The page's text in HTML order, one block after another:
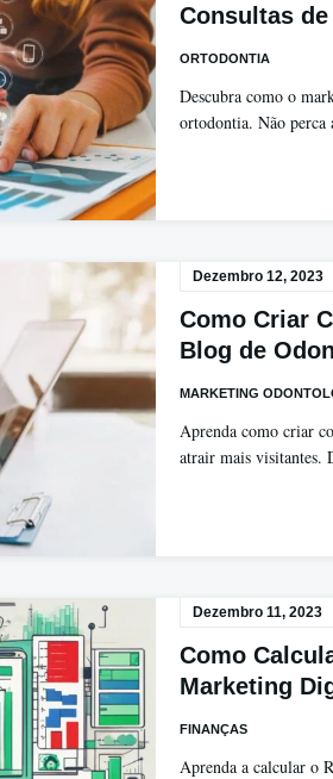
Consultas
ORTODONTIA
Descubra como o
ortodontia. Não perca
Dezembro 12, 2023
Como Criar
Blog de
MARKETING
Aprenda como criar
atrair mais visitantes.
Dezembro 11, 2023
Como
Marketing
FINANÇAS
Aprenda a calcular o